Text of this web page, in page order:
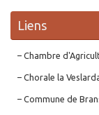
Liens
– Chambre
– Chorale la
– Commune de